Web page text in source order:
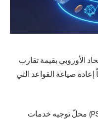
الأوروبي بقيمة تقارب
إعادة صياغة القواعد التي
يحلّ توجيه خدمات الدفع الثالث (PSD3) محلّ توجيه خدمات